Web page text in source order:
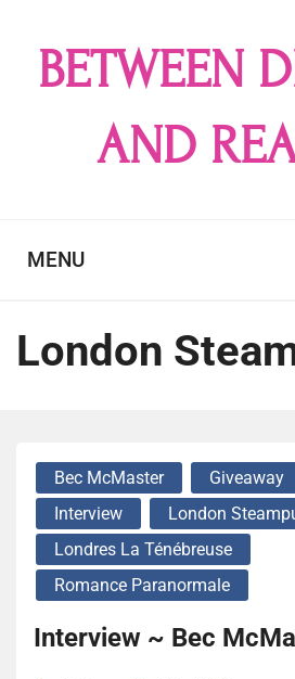
contentBETWEEN
AND
MENU
London
Bec McMaster Giveaway
Interview
London
Londres La Ténébreuse
Romance Paranormale
Interview ~ Bec